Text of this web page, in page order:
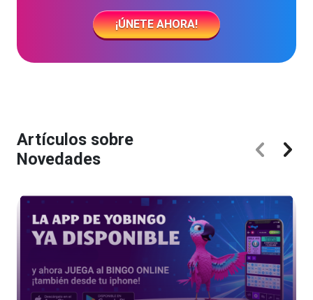
¡ÚNETE AHORA!
Artículos sobre
Novedades